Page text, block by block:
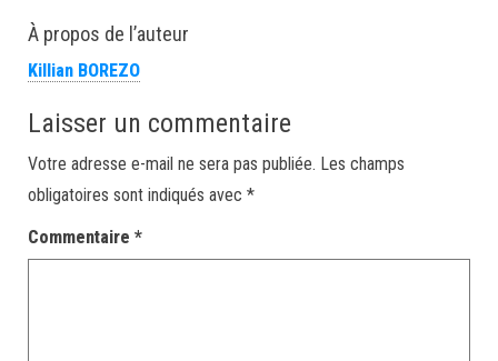
À propos de l’auteur
Killian BOREZO
Laisser un commentaire
Votre adresse e-mail ne sera pas publiée. Les champs
obligatoires sont indiqués avec *
Commentaire *